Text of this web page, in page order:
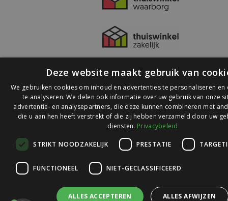
© 2026 Ledlichtdiscounter.nl
op
Webwinkelkeur
Deze website maakt gebruik van
We gebruiken cookies om inhoud en advertenties te personaliseren en
te analyseren. We delen ook informatie over uw gebruik van onze
advertentie- en analysepartners, die deze kunnen combineren met
die u aan hen heeft verstrekt of die zij hebben verzameld door uw
diensten. Privacybeleid
STRIKT NOODZAKELIJK PRESTATIE
FUNCTIONEEL NIET-GECLASSIFICEERD
ALLES ACCEPTEREN ALLES AFWIJZEN